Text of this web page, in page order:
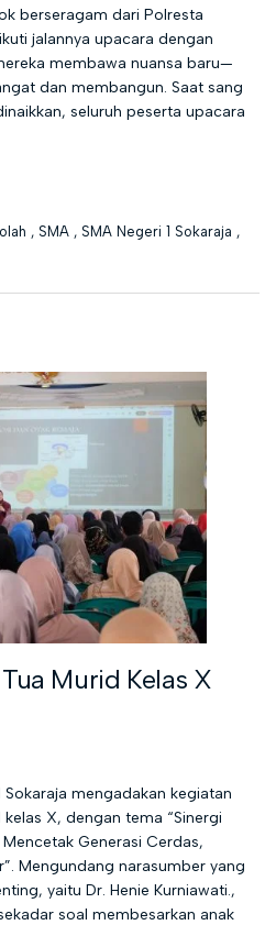
berseragam dari Polresta
jalannya upacara dengan
membawa nuansa baru—
dan membangun. Saat sang
seluruh peserta upacara
, SMA , SMA Negeri 1 Sokaraja ,
Murid Kelas X
Sokaraja mengadakan kegiatan
X, dengan tema “Sinergi
Generasi Cerdas,
Mengundang narasumber yang
yaitu Dr. Henie Kurniawati.,
soal membesarkan anak